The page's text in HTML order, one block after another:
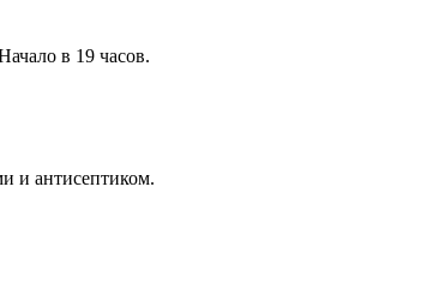
в 19 часов.
и антисептиком.